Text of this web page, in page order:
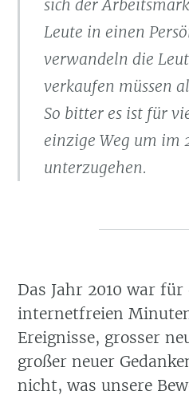
sich der
Leute in einen
verwandeln die
verkaufen müssen
So bitter es ist für
einzige Weg um im
unterzugehen.
Das Jahr 2010 war
internetfreien
Ereignisse, grosser
großer neuer
nicht, was unsere